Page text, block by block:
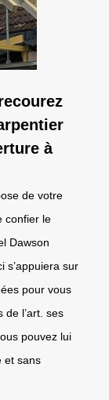
à
de votre
confier le
Dawson
s’appuiera sur
pour vous
l’art. ses
pouvez lui
et sans